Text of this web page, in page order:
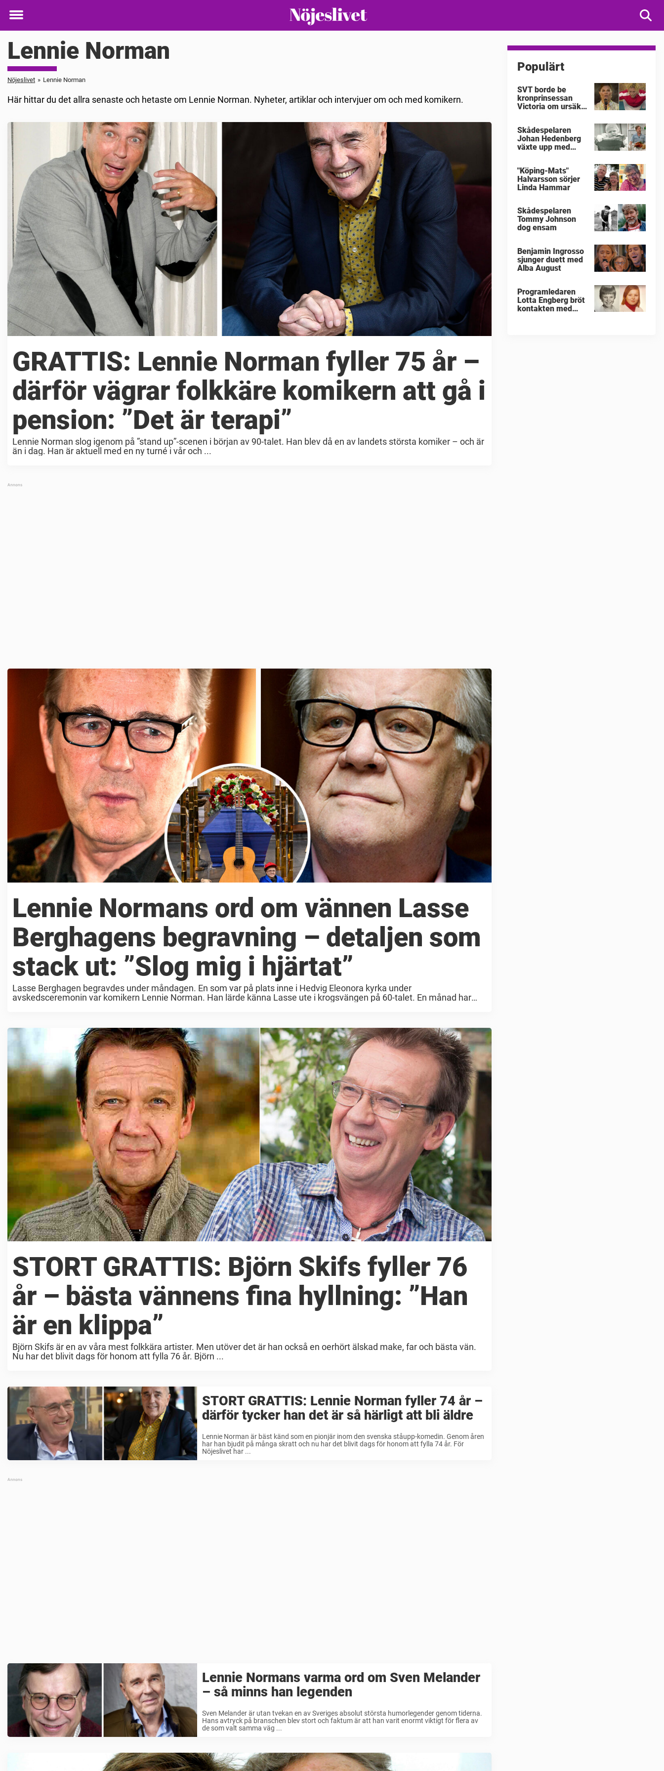
Toggle
Lennie Norman
Nöjeslivet » Lennie Norman
Här hittar du det allra senaste och hetaste om Lennie Norman. Nyheter, artiklar och intervjuer om och med komikern.
GRATTIS: Lennie Norman fyller 75 år –
därför vägrar folkkäre komikern att gå i
pension: ”Det är terapi”
Lennie Norman slog igenom på ”stand up”-scenen i början av 90-talet. Han blev då en av landets största komiker – och är
än i dag. Han är aktuell med en ny turné i vår och ...
Lennie Normans ord om vännen Lasse
Berghagens begravning – detaljen som
stack ut: ”Slog mig i hjärtat”
Lasse Berghagen begravdes under måndagen. En som var på plats inne i Hedvig Eleonora kyrka under
avskedsceremonin var komikern Lennie Norman. Han lärde känna Lasse ute i krogsvängen på 60-talet. En månad har
STORT GRATTIS: Björn Skifs fyller 76
år – bästa vännens fina hyllning: ”Han
är en klippa”
Björn Skifs är en av våra mest folkkära artister. Men utöver det är han också en oerhört älskad make, far och bästa vän.
Nu har det blivit dags för honom att fylla 76 år. Björn ...
STORT GRATTIS: Lennie Norman fyller 74 år –
därför tycker han det är så härligt att bli äldre
Lennie Norman är bäst känd som en pionjär inom den svenska ståupp-komedin. Genom åren
har han bjudit på många skratt och nu har det blivit dags för honom att fylla 74 år. För
Nöjeslivet har ...
Lennie Normans varma ord om Sven Melander
– så minns han legenden
Sven Melander är utan tvekan en av Sveriges absolut största humorlegender genom tiderna.
Hans avtryck på branschen blev stort och faktum är att han varit enormt viktigt för flera av
de som valt samma väg ...
Populärt
SVT borde be
kronprinsessan
Victoria om ursäkt
Skådespelaren
Johan Hedenberg
växte upp med
"Köping-Mats"
Halvarsson sörjer
Linda Hammar
Skådespelaren
Tommy Johnson
dog ensam
Benjamin Ingrosso
sjunger duett med
Alba August
Programledaren
Lotta Engberg bröt
kontakten med